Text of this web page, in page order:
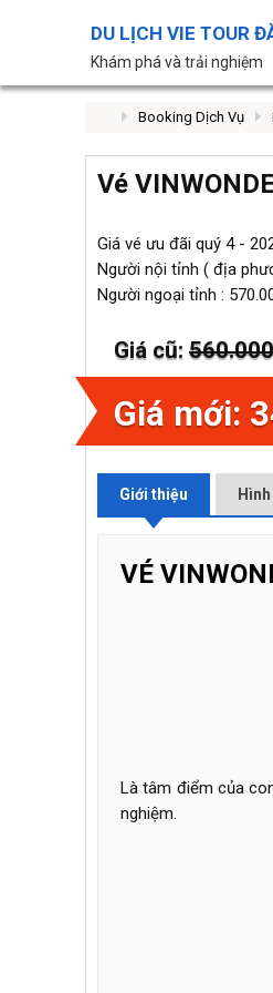
DU LỊCH VIE TOUR
Khám phá và trải nghiệm
Booking Dịch Vụ
Vé
Giá vé ưu đãi quý 4 -
Người nội tỉnh ( địa
Người ngoại tỉnh :
Giá cũ:
Giá mới:
Giới thiệu
VÉ
Là tâm điểm của
nghiệm.